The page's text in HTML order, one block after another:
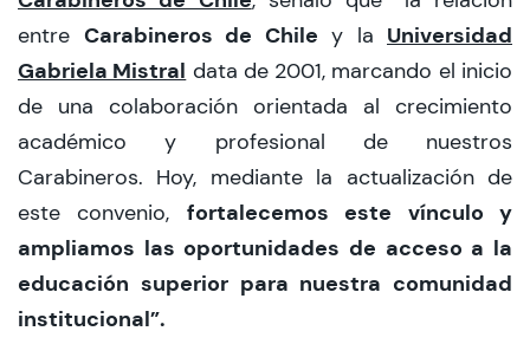
entre Carabineros de Chile y la Universidad
Gabriela Mistral data de 2001, marcando el inicio
de una colaboración orientada al crecimiento
académico y profesional de nuestros
Carabineros. Hoy, mediante la actualización de
este convenio, fortalecemos este vínculo y
ampliamos las oportunidades de acceso a la
educación superior para nuestra comunidad
institucional”.